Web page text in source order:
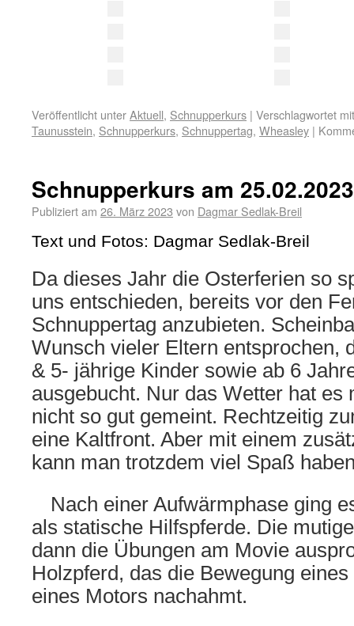
Veröffentlicht unterAktuell, Schnupperkurs | Verschlagwortet mit
Taunusstein, Schnupperkurs, Schnuppertag, Wheasley |
Schnupperkurs am 25.02.2023
Publiziert am 26. März 2023 von Dagmar Sedlak-Breil
Text und Fotos: Dagmar Sedlak-Breil
Da dieses Jahr die Osterferien so
uns entschieden, bereits vor den
Schnuppertag anzubieten.
Wunsch vieler Eltern entsprochen,
& 5- jährige Kinder sowie ab 6
ausgebucht. Nur das Wetter hat es
nicht so gut gemeint. Rechtzeitig
eine Kaltfront. Aber mit einem
kann man trotzdem viel Spaß
Nach einer Aufwärmphase ging
als statische Hilfspferde. Die
dann die Übungen am Movie
Holzpferd, das die Bewegung
eines Motors nachahmt.